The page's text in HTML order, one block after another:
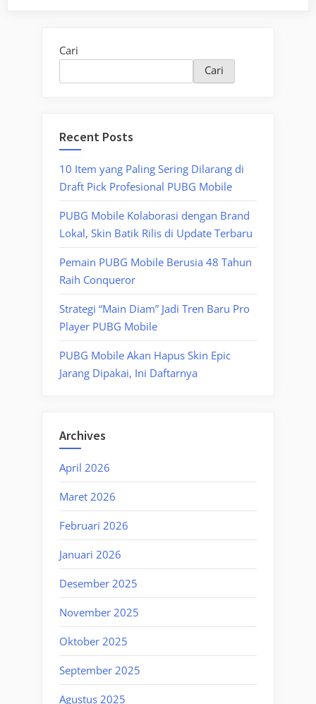
Cari
Cari
Recent Posts
10 Item yang Paling Sering Dilarang di
Draft Pick Profesional PUBG Mobile
PUBG Mobile Kolaborasi dengan Brand
Lokal, Skin Batik Rilis di Update Terbaru
Pemain PUBG Mobile Berusia 48 Tahun
Raih Conqueror
Strategi “Main Diam” Jadi Tren Baru Pro
Player PUBG Mobile
PUBG Mobile Akan Hapus Skin Epic
Jarang Dipakai, Ini Daftarnya
Archives
April 2026
Maret 2026
Februari 2026
Januari 2026
Desember 2025
November 2025
Oktober 2025
September 2025
Agustus 2025